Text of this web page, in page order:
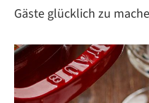
Gäste glücklich zu